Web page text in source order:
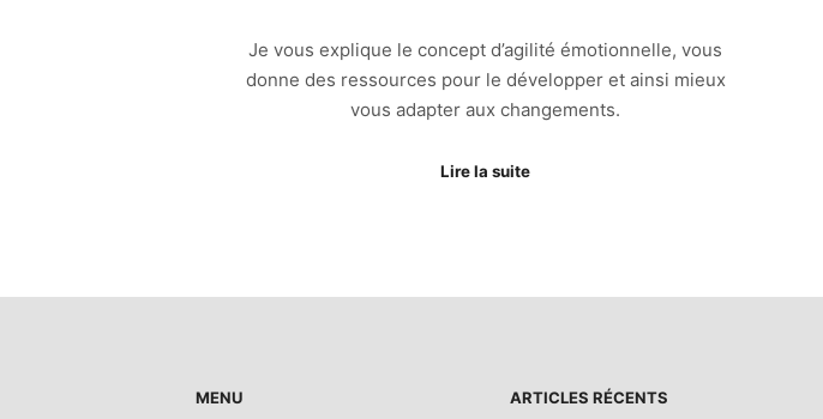
Je vous explique le concept d’agilité émotionnelle, vous
donne des ressources pour le développer et ainsi mieux
vous adapter aux changements.
Lire la suite
MENU ARTICLES RÉCENTS